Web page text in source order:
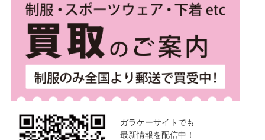
ガラケーサイトでも
最新情報を配信中！